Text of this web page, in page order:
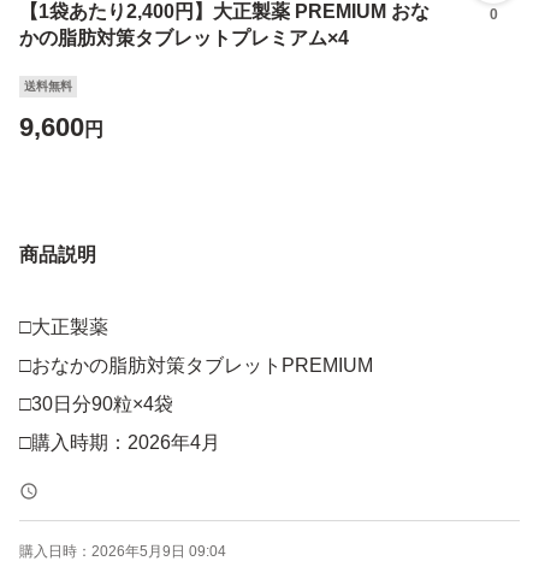
【1袋あたり2,400円】大正製薬 PREMIUM おな
かの脂肪対策タブレットプレミアム×4
0
送料無料
9,600円
商品説明
□大正製薬
□おなかの脂肪対策タブレットPREMIUM
□30日分90粒×4袋
□購入時期：2026年4月
購入日時： 2026年5月9日 09:04